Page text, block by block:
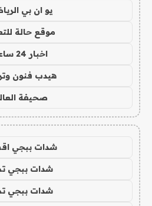
يو ان بي
موقع حالة
اخبار 24 ساعة
هيدب فنون
صحيفة
شدات ببجي
شدات ببجي
شدات ببجي